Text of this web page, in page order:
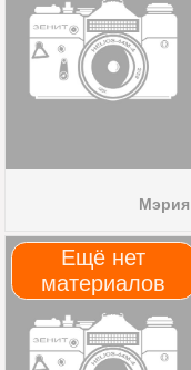
Мэрия
Ещё нет
материалов